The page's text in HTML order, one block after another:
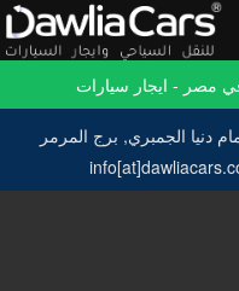
مصر - ايجار سيارات
دنيا الجمبري, برج المرمر